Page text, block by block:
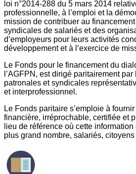
loi n°2014-288 du 5 mars 2014
professionnelle, à l’emploi et la
mission de contribuer au
syndicales de salariés et des
d’employeurs pour leurs activités
développement et à l’exercice de
Le Fonds pour le financement du
l’AGFPN, est dirigé paritairement
patronales et syndicales
et interprofessionnel.
Le Fonds paritaire s’emploie à
financière, irréprochable, certifiée et
lieu de référence où cette
plus grand nombre, salariés,